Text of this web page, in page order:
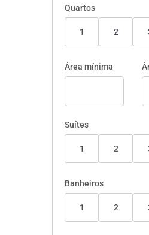
Quartos
1 2
Área mínima
Suítes
1 2
Banheiros
1 2